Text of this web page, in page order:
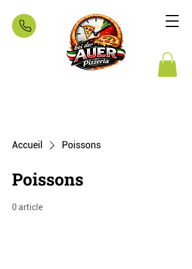
Accueil Poissons
Poissons
0 article